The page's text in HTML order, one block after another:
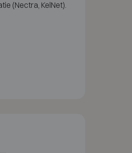
(Nectra, KelNet).